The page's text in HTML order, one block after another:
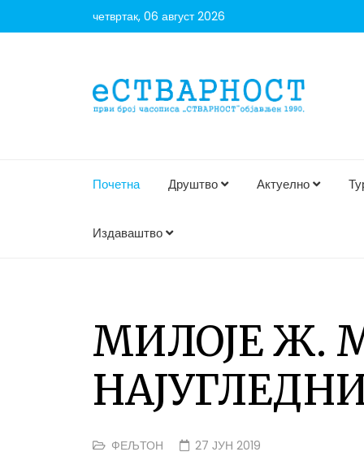
четвртак, 06 август 2026
Почетна Друштво Актуелно
Издаваштво
МИЛОЈЕ Ж.
ФЕЉТОН 27 ЈУН 2019